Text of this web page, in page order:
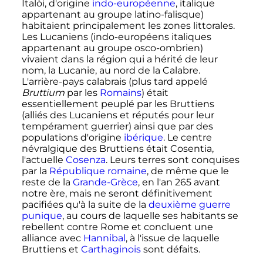
Italòi, d'origine indo-européenne, italique
appartenant au groupe latino-falisque)
habitaient principalement les zones littorales.
Les Lucaniens (indo-européens italiques
appartenant au groupe osco-ombrien)
vivaient dans la région qui a hérité de leur
nom, la Lucanie, au nord de la Calabre.
L'arrière-pays calabrais (plus tard appelé
Bruttiumpar les Romains) était
essentiellement peuplé par les Bruttiens
(alliés des Lucaniens et réputés pour leur
tempérament guerrier) ainsi que par des
populations d'origine ibérique. Le centre
névralgique des Bruttiens était Cosentia,
l'actuelle Cosenza. Leurs terres sont conquises
par la République romaine, de même que le
reste de la Grande-Grèce, en l'an 265 avant
notre ère, mais ne seront définitivement
pacifiées qu'à la suite de la deuxième guerre
punique, au cours de laquelle ses habitants se
rebellent contre Rome et concluent une
alliance avec Hannibal, à l'issue de laquelle
Bruttiens et Carthaginoissont défaits.